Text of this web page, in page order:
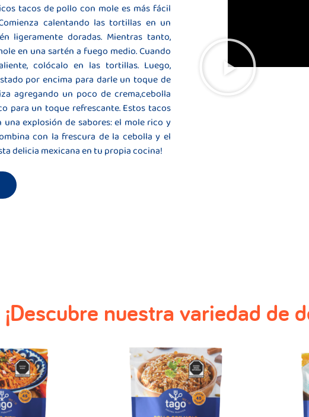
tacos de pollo con mole es más fácil
calentando las tortillas en un
ligeramente doradas. Mientras tanto,
en una sartén a fuego medio. Cuando
colócalo en las tortillas. Luego,
por encima para darle un toque de
agregando un poco de crema,cebolla
para un toque refrescante. Estos tacos
explosión de sabores: el mole rico y
con la frescura de la cebolla y el
delicia mexicana en tu propia cocina!
¡Descubre nuestra variedad de